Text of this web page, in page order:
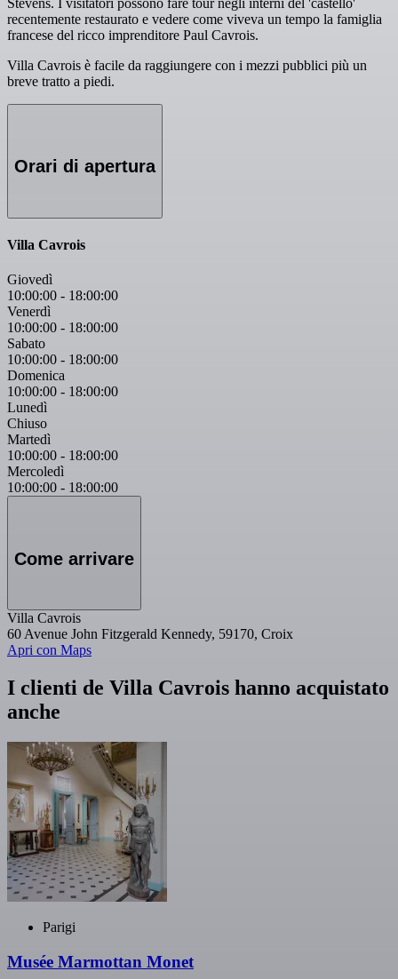
recentemente restaurato e vedere come viveva un tempo la famiglia
francese del ricco imprenditore Paul Cavrois.
Villa Cavrois è facile da raggiungere con i mezzi pubblici più un
breve tratto a piedi.
Orari di apertura
Villa Cavrois
Giovedì
10:00:00 - 18:00:00
Venerdì
10:00:00 - 18:00:00
Sabato
10:00:00 - 18:00:00
Domenica
10:00:00 - 18:00:00
Lunedì
Chiuso
Martedì
10:00:00 - 18:00:00
Mercoledì
10:00:00 - 18:00:00
Come arrivare
Villa Cavrois
60 Avenue John Fitzgerald Kennedy, 59170, Croix
Apri con Maps
I clienti de Villa Cavrois hanno acquistato
anche
Parigi
Musée Marmottan Monet